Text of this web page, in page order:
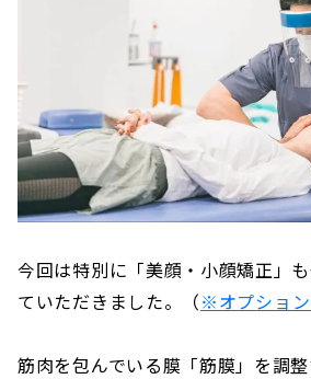
今回は特別に「美顔・小顔矯正」
ていただきました。（※オプショ
筋肉を包んでいる膜「筋膜」を調